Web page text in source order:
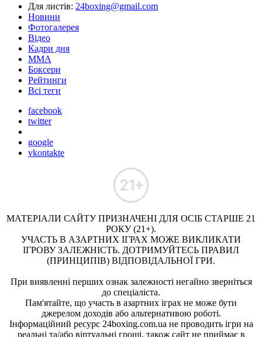
Для листів: 24boxing@gmail.com
Новини
Фотогалерея
Відео
Кадри дня
ММА
Боксери
Рейтинги
Всі теги
facebook
twitter
google
vkontakte
МАТЕРІАЛИ САЙТУ ПРИЗНАЧЕНІ ДЛЯ ОСІБ СТАРШЕ 21
РОКУ (21+).
УЧАСТЬ В АЗАРТНИХ ІГРАХ МОЖЕ ВИКЛИКАТИ
ІГРОВУ ЗАЛЕЖНІСТЬ. ДОТРИМУЙТЕСЬ ПРАВИЛ
(ПРИНЦИПІВ) ВІДПОВІДАЛЬНОЇ ГРИ.
При виявленні перших ознак залежності негайно зверніться
до спеціаліста.
Пам'ятайте, що участь в азартних іграх не може бути
джерелом доходів або альтернативою роботі.
Інформаційний ресурс 24boxing.com.ua не проводить ігри на
реальні та/або віртуальні гроші, також сайт не приймає в